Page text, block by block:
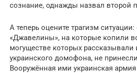
сознание, однажды назвал второй
А теперь оцените трагизм
«Джавелины», на которые копили
могуществе которых рассказывали
украинского домофона, не
Вооружённая ими украинская